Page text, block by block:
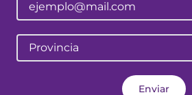
Provincia
Enviar